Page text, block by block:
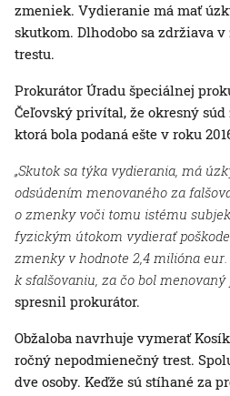
zmeniek. Vydieranie má mať
skutkom. Dlhodobo sa zdržiava
trestu.
Prokurátor Úradu špeciálnej
Čeľovský privítal, že okresný súd
ktorá bola podaná ešte v roku
„Skutok sa týka vydierania, má
odsúdením menovaného za
o zmenky voči tomu istému
fyzickým útokom vydierať
zmenky v hodnote 2,4 milióna
k sfalšovaniu, za čo bol menovaný
spresnil prokurátor.
Obžaloba navrhuje vymerať
ročný nepodmienečný trest.
dve osoby. Keďže sú stíhané za